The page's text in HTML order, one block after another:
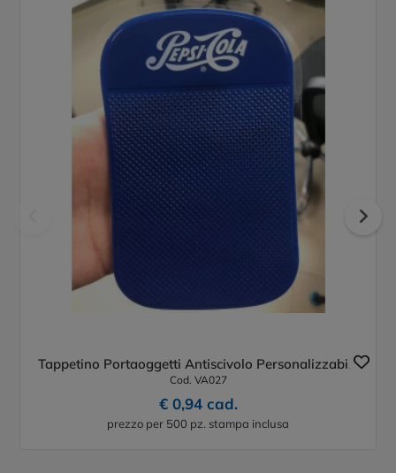
Tappetino Portaoggetti Antiscivolo Personalizzabile
Cod. VA027
€ 0,94 cad.
prezzo per 500 pz. stampa inclusa